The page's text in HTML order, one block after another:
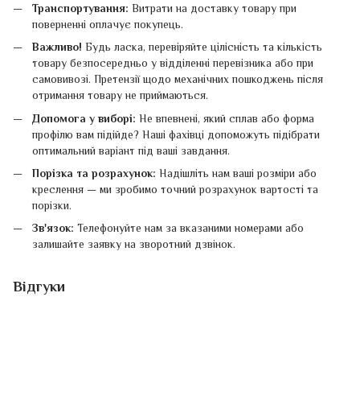
Транспортування: Витрати на доставку товару при
поверненні оплачує покупець.
Важливо! Будь ласка, перевіряйте цілісність та кількість
товару безпосередньо у відділенні перевізника або при
самовивозі. Претензії щодо механічних пошкоджень після
отримання товару не приймаються.
Допомога у виборі: Не впевнені, який сплав або форма
профілю вам підійде? Наші фахівці допоможуть підібрати
оптимальний варіант під ваші завдання.
Порізка та розрахунок: Надішліть нам ваші розміри або
креслення — ми зробимо точний розрахунок вартості та
порізки.
Зв'язок: Телефонуйте нам за вказаними номерами або
залишайте заявку на зворотний дзвінок.
Відгуки